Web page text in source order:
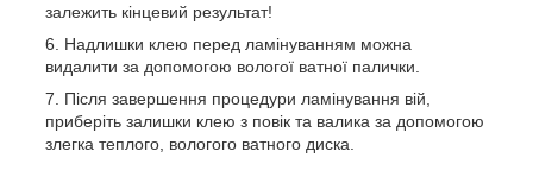
залежить кінцевий результат!
Надлишки клею перед ламінуванням можна
видалити за допомогою вологої ватної палички.
Після завершення процедури ламінування вій,
приберіть залишки клею з повік та валика за допомогою
злегка теплого, вологого ватного диска.